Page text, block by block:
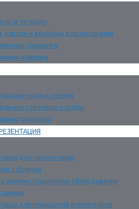
и тетради
картон и альбомы для рисования
планинги
упаковка
ножи и лезвия
степлеры и скобы
для презентации
таблички
и демонстрационное оборудование
для планшетов и мониторов